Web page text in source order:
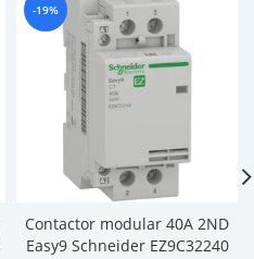
-19%
Contactor modular 40A 2ND
Easy9 Schneider EZ9C32240